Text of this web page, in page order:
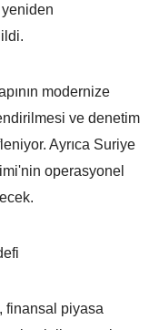
modernize
ve denetim
Ayrıca Suriye
operasyonel
finansal piyasa